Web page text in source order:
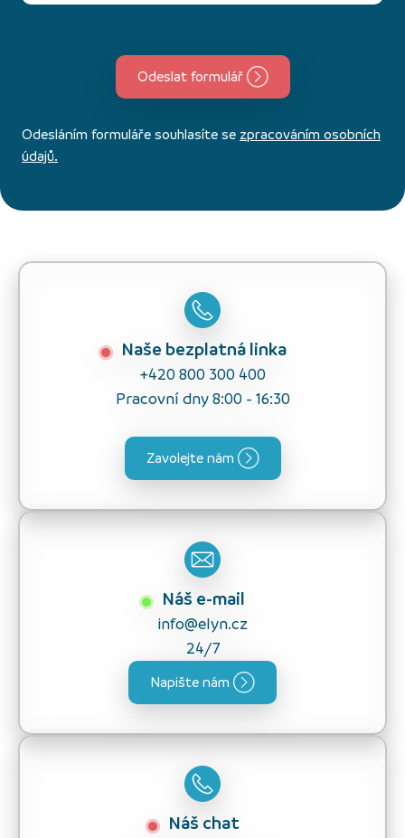
Odeslat formulář
Odesláním formuláře souhlasíte se zpracováním osobních
údajů.
Naše bezplatná linka
+420 800 300 400
Pracovní dny 8:00 - 16:30
Zavolejte nám
Náš e-mail
info@elyn.cz
24/7
Napište nám
Náš chat